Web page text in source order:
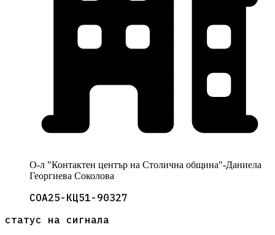
О-л "Контактен център на Столична община"-Даниела
Георгиева Соколова
СОА25-КЦ51-90327
статус на сигнала